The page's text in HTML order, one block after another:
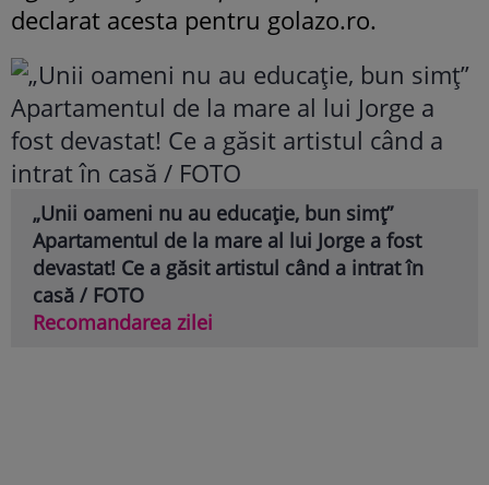
declarat acesta pentru golazo.ro.
„Unii oameni nu au educație, bun simț”
Apartamentul de la mare al lui Jorge a fost
devastat! Ce a găsit artistul când a intrat în
casă / FOTO
Recomandarea zilei